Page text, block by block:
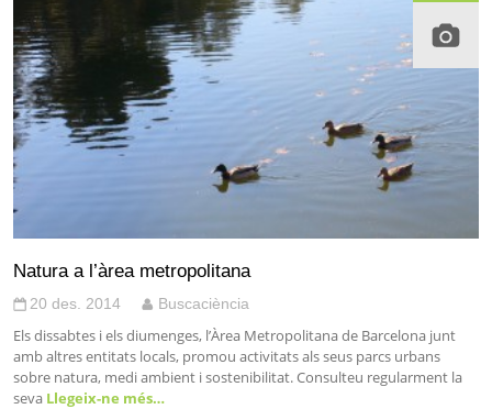
Natura a l’àrea metropolitana
20 des. 2014 Buscaciència
Els dissabtes i els diumenges, l’Àrea Metropolitana de Barcelona junt
amb altres entitats locals, promou activitats als seus parcs urbans
sobre natura, medi ambient i sostenibilitat. Consulteu regularment la
seva Llegeix-ne més…